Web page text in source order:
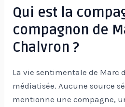
Qui est la
compagnon de
Chalvron ?
La vie sentimentale de Marc
médiatisée. Aucune source
mentionne une compagne,